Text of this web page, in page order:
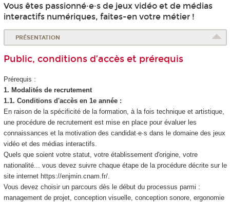
Vous êtes passionné·e·s de jeux vidéo et de médias
interactifs numériques, faites-en votre métier !
PRÉSENTATION
Public, conditions d’accès et prérequis
Prérequis :
1. Modalités de recrutement
1.1. Conditions d'accès en 1e année :
En raison de la spécificité de la formation, à la fois technique et artistique,
une procédure de recrutement est mise en place pour évaluer les
connaissances et la motivation des candidat·e·s dans le domaine des jeux
vidéo et des médias interactifs.
Quels que soient votre statut, votre établissement d'origine, votre
nationalité... vous devez suivre chaque étape de la procédure décrite sur le
site internet https://enjmin.cnam.fr/.
Vous devez choisir un parcours dès le début du processus parmi :
management de projet, conception visuelle, conception sonore, ergonomie